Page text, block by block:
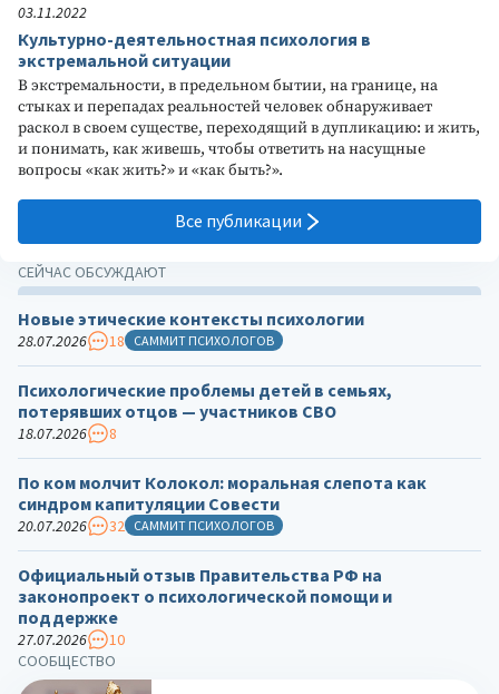
03.11.2022
Культурно-деятельностная психология в
экстремальной ситуации
В экстремальности, в предельном бытии, на границе, на
стыках и перепадах реальностей человек обнаруживает
раскол в своем существе, переходящий в дупликацию: и жить,
и понимать, как живешь, чтобы ответить на насущные
вопросы «как жить?» и «как быть?».
Все публикации
СООБЩЕСТВО
СЕЙЧАС ОБСУЖДАЮТ
Новые этические контексты психологии
28.07.2026 18 САММИТ ПСИХОЛОГОВ
Психологические проблемы детей в семьях,
потерявших отцов — участников СВО
18.07.2026 8
По ком молчит Колокол: моральная слепота как
синдром капитуляции Совести
20.07.2026 32 САММИТ ПСИХОЛОГОВ
Официальный отзыв Правительства РФ на
законопроект о психологической помощи и
поддержке
27.07.2026 10